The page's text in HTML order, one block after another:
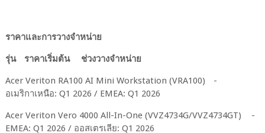
ราคาและการวางจำหน่าย
รุ่น ราคาเริ่มต้น ช่วงวางจำหน่าย
Acer Veriton RA100 AI Mini Workstation (VRA100)
-
อเมริกาเหนือ: Q1 2026 / EMEA: Q1 2026
Acer Veriton Vero 4000 All-In-One (VVZ4734G/VVZ4734GT)
-
EMEA: Q1 2026 / ออสเตรเลีย: Q1 2026